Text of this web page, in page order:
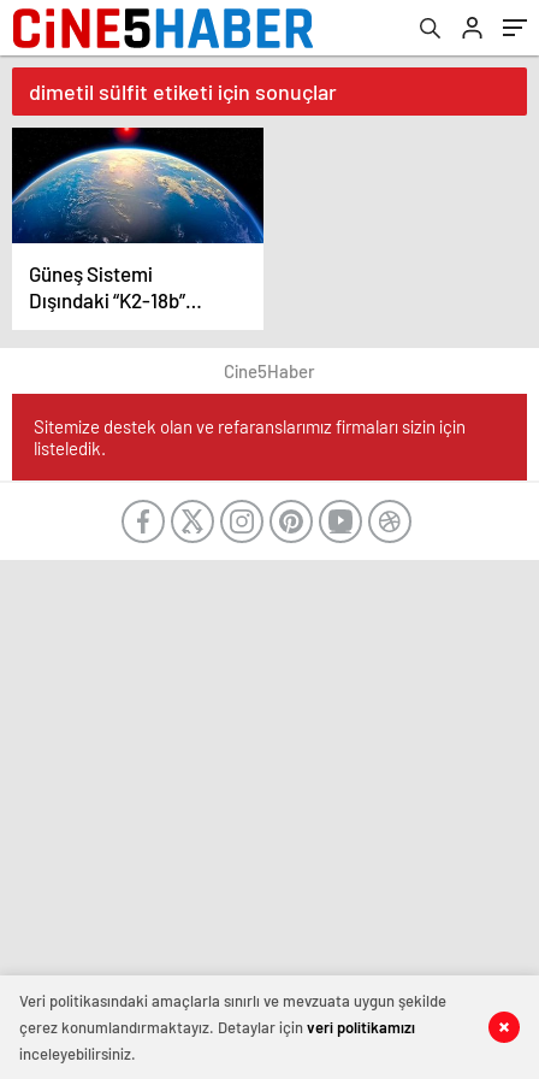
dimetil sülfit etiketi için sonuçlar
Güneş Sistemi
Dışındaki “K2-18b”
Gezegeni, Yaşam
İzleriyle Umut
Cine5Haber
Sitemize destek olan ve refaranslarımız firmaları sizin için
listeledik.
Veri politikasındaki amaçlarla sınırlı ve mevzuata uygun şekilde
çerez konumlandırmaktayız. Detaylar içinveri politikamızı
inceleyebilirsiniz.